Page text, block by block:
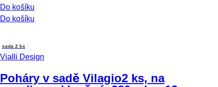
Do košíku
Do košíku
sada 2 ks
Vialli Design
Poháry v sadě Vilagio2 ks, na